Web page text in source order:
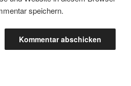
speichern.